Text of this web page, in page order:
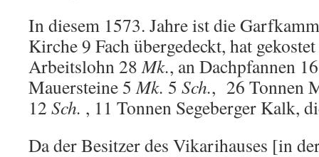
In diesem 1573. Jahre ist die
Kirche 9 Fach übergedeckt, hat
Arbeitslohn 28Mk., an Dachpfannen
Mauersteine 5Mk. 5 Sch., 26 Tonnen
12 Sch. , 11 Tonnen Segeberger Kalk,
Da der Besitzer des Vikarihauses [in